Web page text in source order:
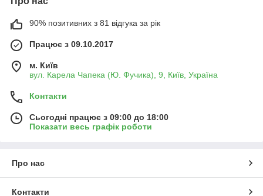
90% позитивних з 81 відгука за рік
Працює з 09.10.2017
м. Київ
вул. Карела Чапека (Ю. Фучика), 9, Київ, Україна
Контакти
Сьогодні працює з 09:00 до 18:00
Показати весь графік роботи
Про нас
Контакти